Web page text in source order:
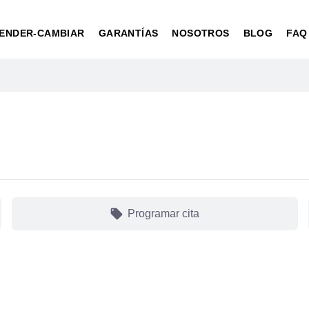
CAMBIAR GARANTÍAS NOSOTROS BLOG FAQ
local_offer Programar cita